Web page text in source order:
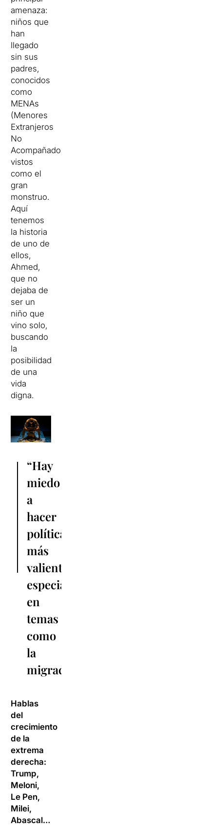
amenaza:
niños que
han
llegado
sin sus
padres,
conocidos
como
MENAs
(Menores
Extranjeros
No
Acompañados),
vistos
como el
gran
monstruo.
Aquí
tenemos
la historia
de uno de
ellos,
Ahmed,
que no
dejaba de
ser un
niño que
vino solo,
buscando
la
posibilidad
de una
vida
digna.
“Hay
miedo
a
hacer
políticas
más
valientes,
especialmente
en
temas
como
la
migración”
Hablas
del
crecimiento
de la
extrema
derecha:
Trump,
Meloni,
Le Pen,
Milei,
Abascal…